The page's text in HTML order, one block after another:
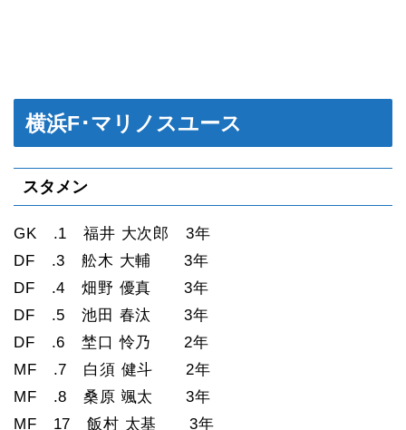
横浜F･マリノスユース
スタメン
GK .1 福井 大次郎 3年
DF .3 舩木 大輔 3年
DF .4 畑野 優真 3年
DF .5 池田 春汰 3年
DF .6 埜口 怜乃 2年
MF .7 白須 健斗 2年
MF .8 桑原 颯太 3年
MF 17 飯村 太基 3年